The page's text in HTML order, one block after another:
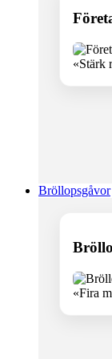
«Stärk
Bröllopsgåvor
«Fira